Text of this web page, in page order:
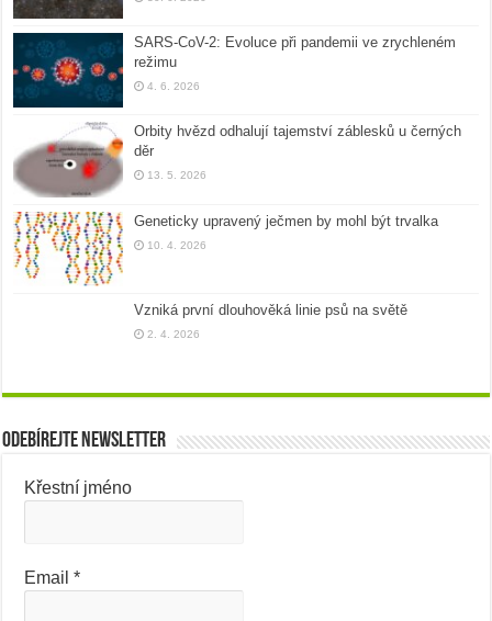
SARS-CoV-2: Evoluce při pandemii ve zrychleném
režimu
4. 6. 2026
Orbity hvězd odhalují tajemství záblesků u černých
děr
13. 5. 2026
Geneticky upravený ječmen by mohl být trvalka
10. 4. 2026
Vzniká první dlouhověká linie psů na světě
2. 4. 2026
Odebírejte newsletter
Křestní jméno
Email*